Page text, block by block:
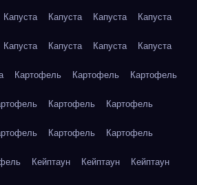
Капуста Капуста Капуста Капуста
Капуста Капуста Капуста Капуста
Картофель Картофель Картофель
Картофель Картофель
Картофель Картофель
Кейптаун Кейптаун Кейптаун